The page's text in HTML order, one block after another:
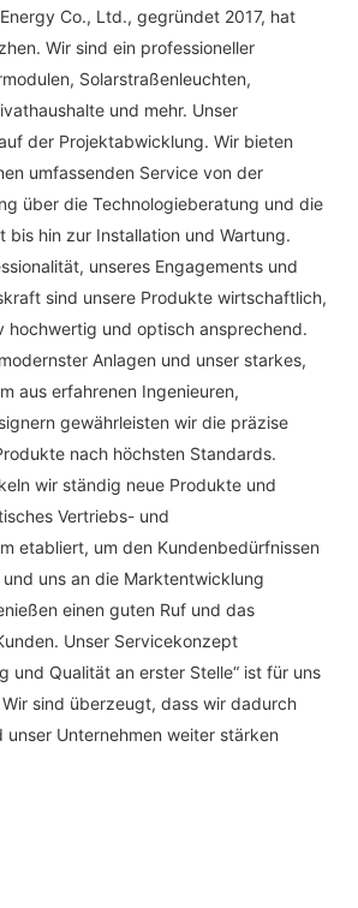
Co., Ltd., gegründet 2017, hat
Wir sind ein professioneller
Solarstraßenleuchten,
und mehr. Unser
der Projektabwicklung. Wir bieten
umfassenden Service von der
über die Technologieberatung und die
bis hin zur Installation und Wartung.
unseres Engagements und
sind unsere Produkte wirtschaftlich,
hochwertig und optisch ansprechend.
Anlagen und unser starkes,
aus erfahrenen Ingenieuren,
gewährleisten wir die präzise
nach höchsten Standards.
wir ständig neue Produkte und
Vertriebs- und
etabliert, um den Kundenbedürfnissen
uns an die Marktentwicklung
einen guten Ruf und das
Unser Servicekonzept
und Qualität an erster Stelle“ ist für uns
sind überzeugt, dass wir dadurch
unser Unternehmen weiter stärken